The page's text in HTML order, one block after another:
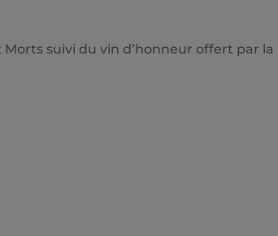
suivi du vin d’honneur offert par la